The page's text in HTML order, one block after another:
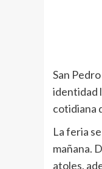
San
identidad
cotidiana
La feria
mañana.
atoles,